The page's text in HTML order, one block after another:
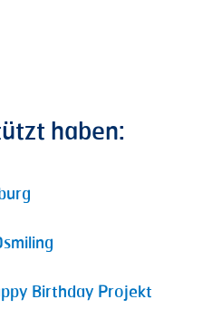
haben:
Birthday Projekt